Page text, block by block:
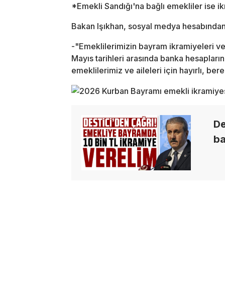
*Emekli Sandığı'na bağlı emekliler ise
Bakan Işıkhan, sosyal medya
-"Emeklilerimizin bayram ikramiyeleri
Mayıs tarihleri arasında banka
emeklilerimiz ve aileleri için hayırlı,